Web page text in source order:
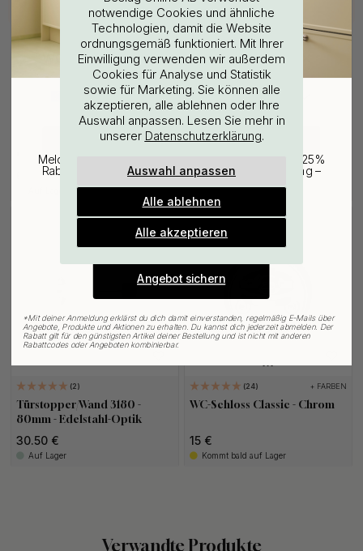
Griffpuffer - Grau - 3er-Set
6.60 €
22
Griffpuffer - Schwarz 3 Stk.
6.60 €
Auf Lager
2
Türstopper/Wand 3180 -
80mm - Edelstahl-Optik
30.50 €
Auf Lager
24 + FARBEN
WC-Schloss Classic - Chrom
15 €
Kommt bald auf Lager
Verwandte Produkte
notwendige Cookies und ähnliche
Technologien, damit die Website
ordnungsgemäß funktioniert. Mit Ihrer
Einwilligung verwenden wir außerdem
Cookies für Analyse und Statistik
sowie für Marketing. Sie können alle
akzeptieren, alle ablehnen oder Ihre
Auswahl anpassen. Lesen Sie mehr in
unserer Datenschutzerklärung.
Auswahl anpassen
Alle ablehnen
Alle akzeptieren
WOULD YOU RATHER VISIT?
EU
CHANGE COUNTRY
25% Rabatt auf deinen
günstigsten Artikel
Melde dich für unseren Newsletter an und erhalte 25%
Rabatt auf den günstigsten Artikel deiner Bestellung –
plus Inspiration und exklusive Angebote.
Gültig bis zum 31. August
Angebot sichern
*Mit deiner Anmeldung erklärst du dich damit einverstanden, regelmäßig E-Mails über
Angebote, Produkte und Aktionen zu erhalten. Du kannst dich jederzeit abmelden. Der
Rabatt gilt für den günstigsten Artikel deiner Bestellung und ist nicht mit anderen
Rabattcodes oder Angeboten kombinierbar.